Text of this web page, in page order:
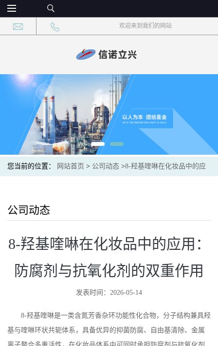
欢迎来到我们的网站
您当前的位置： 网站首页 > 公司动态 >8-羟基喹啉在化妆品中的应
公司动态
8-羟基喹啉在化妆品中的应用：
防腐剂与抗氧化剂的双重作用
发表时间：2026-05-14
8-羟基喹啉是一类含氮芳香杂环功能性化合物，分子结构兼具羟
基与喹啉环状共轭体系，具备优异的抑菌防腐、自由基清除、金属